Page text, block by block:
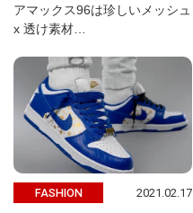
アマックス96は珍しいメッシュ
x 透け素材…
FASHION 2021.02.17